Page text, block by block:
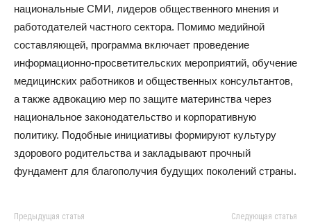
национальные СМИ, лидеров общественного мнения и
работодателей частного сектора. Помимо медийной
составляющей, программа включает проведение
информационно-просветительских мероприятий, обучение
медицинских работников и общественных консультантов,
а также адвокацию мер по защите материнства через
национальное законодательство и корпоративную
политику. Подобные инициативы формируют культуру
здорового родительства и закладывают прочный
фундамент для благополучия будущих поколений страны.
Предыдущая статья Следующая статья